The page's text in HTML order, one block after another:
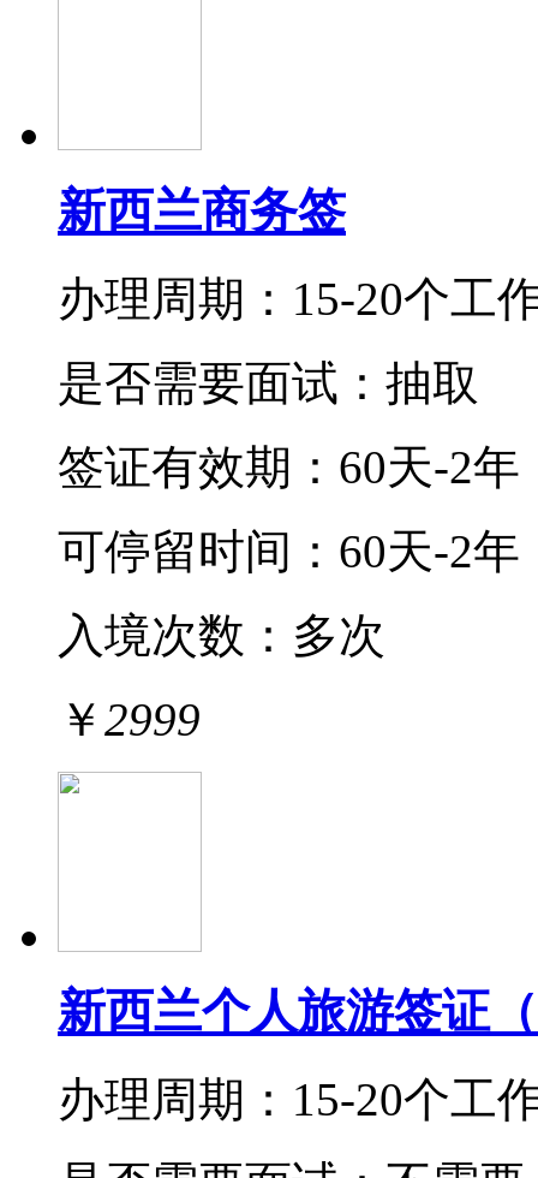
新西兰商务签
办理周期：15-20个工
是否需要面试：抽取
签证有效期： 60天-2年
可停留时间： 60天-2年
入境次数： 多次
￥2999
新西兰个人旅游签证
办理周期：15-20个工